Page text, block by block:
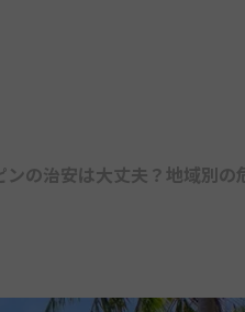
ンの治安は大丈夫？地域別